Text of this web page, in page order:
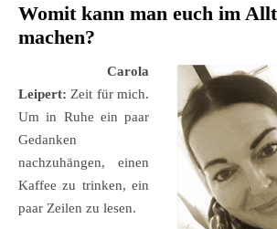
Womit kann man euch im
machen?
Carola
Leipert: Zeit für mich.
Um in Ruhe ein paar
Gedanken
nachzuhängen, einen
Kaffee zu trinken, ein
paar Zeilen zu lesen.